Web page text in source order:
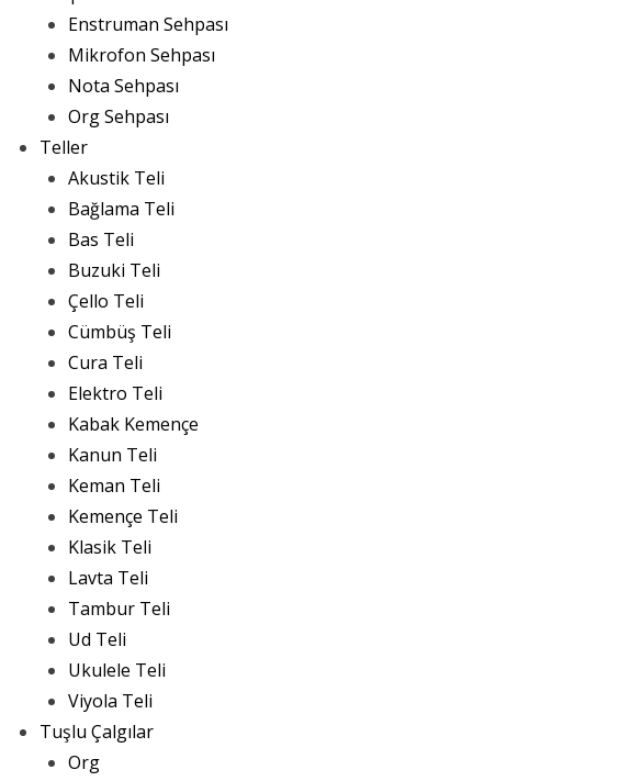
Enstruman Sehpası
Mikrofon Sehpası
Nota Sehpası
Org Sehpası
Teller
Akustik Teli
Bağlama Teli
Bas Teli
Buzuki Teli
Çello Teli
Cümbüş Teli
Cura Teli
Elektro Teli
Kabak Kemençe
Kanun Teli
Keman Teli
Kemençe Teli
Klasik Teli
Lavta Teli
Tambur Teli
Ud Teli
Ukulele Teli
Viyola Teli
Tuşlu Çalgılar
Org